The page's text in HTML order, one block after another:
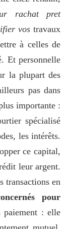
rachat pret
vos travaux
à celles de
Et personnelle
la plupart des
pas dans
importante :
spécialisé
les intérêts.
ce capital,
leur argent.
transactions en
pour
: elle